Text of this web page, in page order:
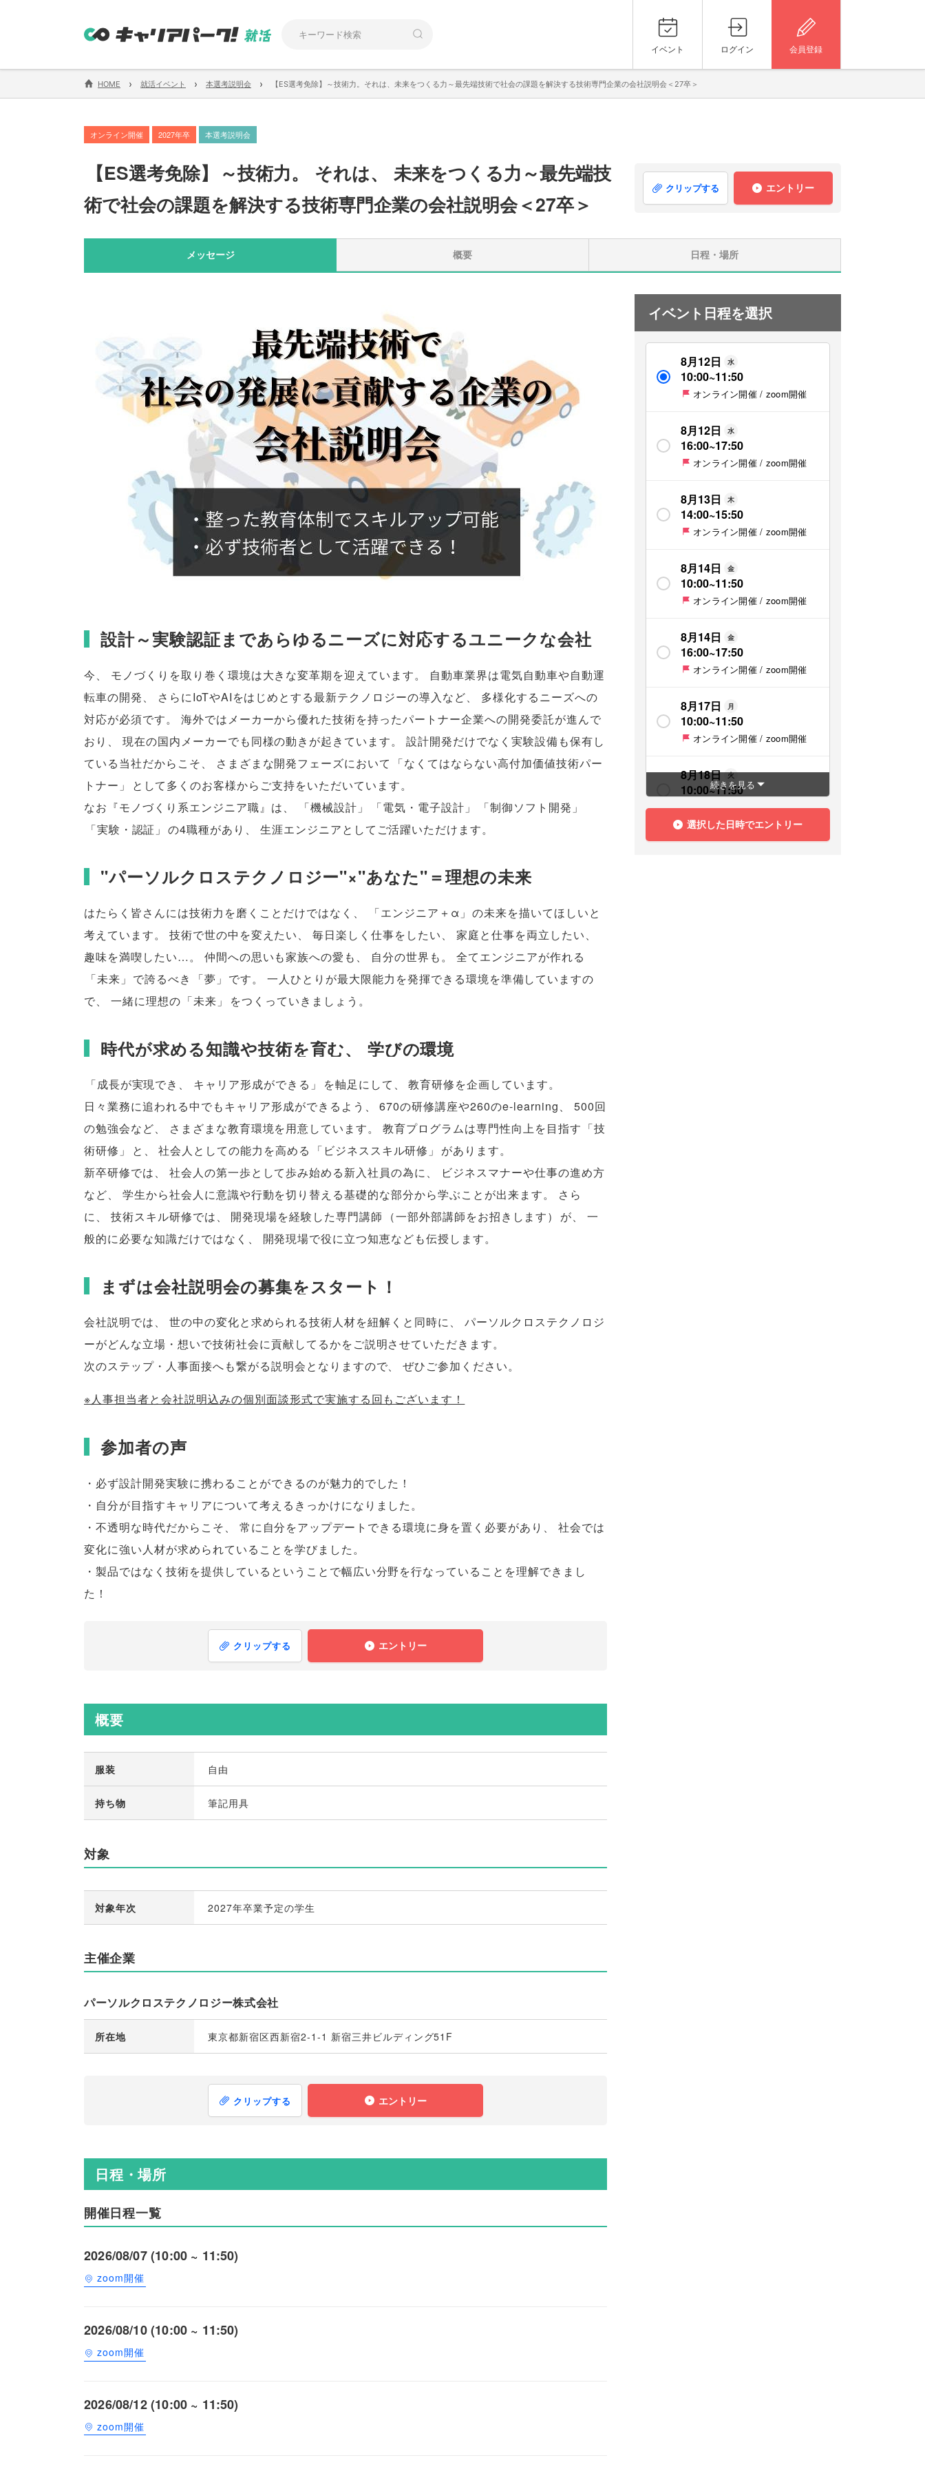
イベント ログイン 会員登録
HOME › 就活イベント › 本選考説明会 › 【ES選考免除】～技術力。それは、未来をつくる力～最先端技術で社会の課題を解決する技術専門企業の会社説明会＜27卒＞
オンライン開催 2027年卒 本選考説明会
【ES選考免除】 ～技術力。 それは、
未来をつくる力～最先端技
術で社会の課題を解決する技術専門企業の会社説明会＜27卒＞
クリップする エントリー
メッセージ 概要 日程・場所
設計～実験認証まであらゆるニーズに対応するユニークな会社
今、 モノづくりを取り巻く環境は大きな変革期を迎えています。
自動車業界は電気自動車や自動運
転車の開発、 さらにIoTやAIをはじめとする最新テクノロジーの導入など、
多様化するニーズへの
対応が必須です。
海外ではメーカーから優れた技術を持ったパートナー企業への開発委託が進んで
おり 、 現在の国内メーカーでも同様の動きが起きています。
設計開発だけでなく実験設備も保有し
ている当社だからこそ、 さまざまな開発フェーズにおいて 「なくてはならない高付加価値技術パー
トナー 」 として多くのお客様からご支持をいただいています。
なお『モノづくり系エンジニア職』は、 「機械設計 」 「電気・電子設計 」 「制御ソフト開発 」
「実験・認証 」 の4職種があり 、 生涯エンジニアとしてご活躍いただけます。
"パーソルクロステクノロジー"×"あなた"＝理想の未来
はたらく皆さんには技術力を磨くことだけではなく 、 「エンジニア＋α 」 の未来を描いてほしいと
考えています。 技術で世の中を変えたい、 毎日楽しく仕事をしたい、 家庭と仕事を両立したい、
趣味を満喫したい…。 仲間への思いも家族への愛も 、 自分の世界も。
全てエンジニアが作れる
「未来 」 で誇るべき 「夢 」 です。
一人ひとりが最大限能力を発揮できる環境を準備していますの
で、 一緒に理想の 「未来 」 をつくっていきましょう 。
時代が求める知識や技術を育む、 学びの環境
「成長が実現でき 、 キャリア形成ができる 」 を軸足にして 、 教育研修を企画しています。
日々業務に追われる中でもキャリア形成ができるよう 、 670の研修講座や260のe-learning、
500回
の勉強会など、 さまざまな教育環境を用意しています。 教育プログラムは専門性向上を目指す 「技
術研修 」 と 、 社会人としての能力を高める 「 ビジネススキル研修 」 があります。
新卒研修では、 社会人の第一歩として歩み始める新入社員の為に、
ビジネスマナーや仕事の進め方
など、 学生から社会人に意識や行動を切り替える基礎的な部分から学ぶことが出来ます。
さら
に、 技術スキル研修では、 開発現場を経験した専門講師 （一部外部講師をお招きします） が、
一
般的に必要な知識だけではなく 、 開発現場で役に立つ知恵なども伝授します。
まずは会社説明会の募集をスタート！
会社説明では、 世の中の変化と求められる技術人材を紐解くと同時に、
パーソルクロステクノロジ
ーがどんな立場・想いで技術社会に貢献してるかをご説明させていただきます。
次のステップ・人事面接へも繋がる説明会となりますので、 ぜひご参加ください。
※人事担当者と会社説明込みの個別面談形式で実施する回もございます！
参加者の声
・必ず設計開発実験に携わることができるのが魅力的でした！
・自分が目指すキャリアについて考えるきっかけになりました。
・不透明な時代だからこそ、 常に自分をアップデートできる環境に身を置く必要があり 、
社会では
変化に強い人材が求められていることを学びました。
・製品ではなく技術を提供しているということで幅広い分野を行なっていることを理解できまし
た！
クリップする エントリー
概要
服装 自由
持ち物 筆記用具
対象
対象年次 2027年卒業予定の学生
主催企業
パーソルクロステクノロジー株式会社
所在地 東京都新宿区西新宿2-1-1 新宿三井ビルディング51F
クリップする エントリー
日程・場所
開催日程一覧
2026/08/07 (10:00 ~ 11:50)
zoom開催
2026/08/10 (10:00 ~ 11:50)
zoom開催
2026/08/12 (10:00 ~ 11:50)
zoom開催
イベント日程を選択
8月12日 水
10:00~11:50
オンライン開催 / zoom開催
8月12日 水
16:00~17:50
オンライン開催 / zoom開催
8月13日 木
14:00~15:50
オンライン開催 / zoom開催
8月14日 金
10:00~11:50
オンライン開催 / zoom開催
8月14日 金
16:00~17:50
オンライン開催 / zoom開催
8月17日 月
10:00~11:50
オンライン開催 / zoom開催
8月18日 火
10:00~11:50
オンライン開催 / zoom開催
8月18日 火
続きを見る
選択した日時でエントリー